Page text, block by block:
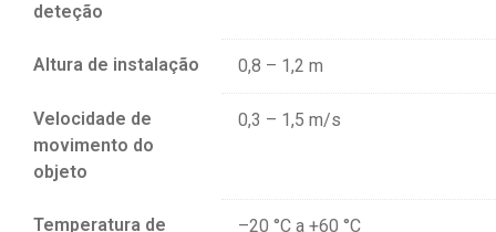
deteção
Altura de instalação 0,8 – 1,2 m
Velocidade de
movimento do
objeto
0,3 – 1,5 m/s
Temperatura de
–20 °C a +60 °C